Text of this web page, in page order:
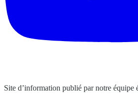
Site d’information publié par notre équipe